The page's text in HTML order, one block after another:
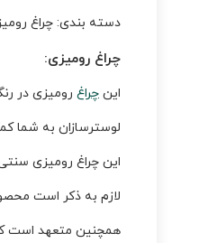
دسته بندی: چراغ
چراغ رومیزی:
این چراغ رومیزی در رنگ ستون و
لوسترسازان به شما
این چراغ رومیزی
لازم به ذکر است
همچنین متعهد است